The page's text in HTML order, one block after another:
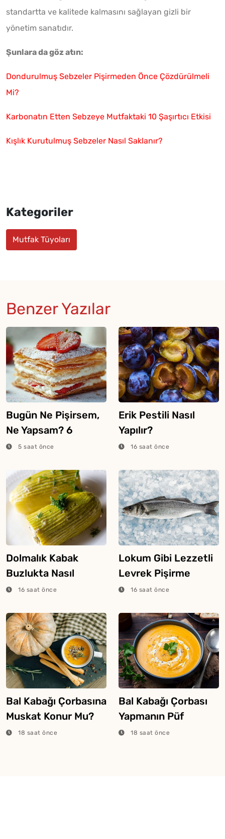
standartta ve kalitede kalmasını sağlayan gizli bir
yönetim sanatıdır.
Şunlara da göz atın:
Dondurulmuş Sebzeler Pişirmeden Önce Çözdürülmeli
Mi?
Karbonatın Etten Sebzeye Mutfaktaki 10 Şaşırtıcı Etkisi
Kışlık Kurutulmuş Sebzeler Nasıl Saklanır?
Kategoriler
Mutfak Tüyoları
Benzer Yazılar
Bugün Ne Pişirsem,
Ne Yapsam? 6
Ağustos 2026
5 saat önce
Erik Pestili Nasıl
Yapılır?
16 saat önce
Dolmalık Kabak
Buzlukta Nasıl
Saklanır?
16 saat önce
Lokum Gibi Lezzetli
Levrek Pişirme
Tüyosu
16 saat önce
Bal Kabağı Çorbasına
Muskat Konur Mu?
18 saat önce
Bal Kabağı Çorbası
Yapmanın Püf
Noktaları
18 saat önce